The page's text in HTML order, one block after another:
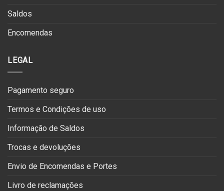
Saldos
Encomendas
LEGAL
Pagamento seguro
Termos e Condições de uso
Informação de Saldos
Trocas e devoluções
Envio de Encomendas e Portes
Livro de reclamações